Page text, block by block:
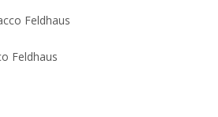
Feldhaus